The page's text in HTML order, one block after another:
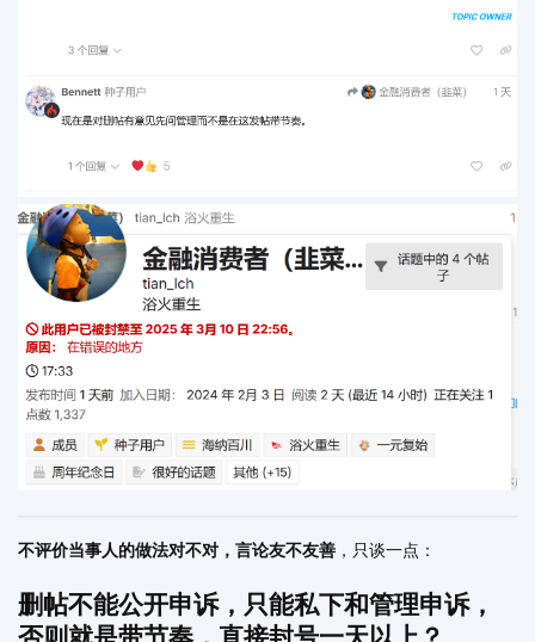
不评价当事人的做法对不对，言论友不友善 ，只谈一点：
删帖不能公开申诉，只能私下和管理申诉，